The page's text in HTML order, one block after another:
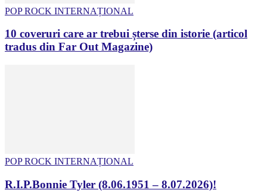
POP ROCK INTERNAȚIONAL
10 coveruri care ar trebui șterse din istorie (articol
tradus din Far Out Magazine)
POP ROCK INTERNAȚIONAL
R.I.P.Bonnie Tyler (8.06.1951 – 8.07.2026)!